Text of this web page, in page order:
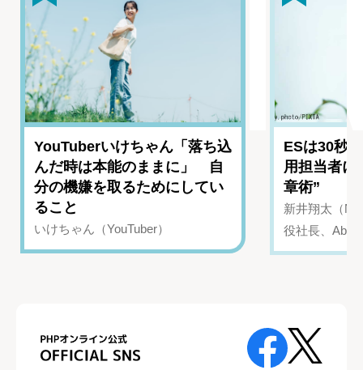
YouTuberいけちゃん「落ち込
んだ時は本能のままに」 自
分の機嫌を取るためにしてい
ること
いけちゃん（YouTuber）
ESは30秒
用担当者に
章術”
新井翔太（
役社長、